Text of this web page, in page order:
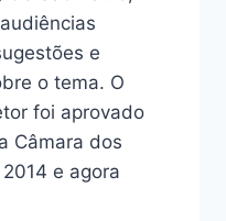
e
o tema. O
foi aprovado
Câmara dos
e agora